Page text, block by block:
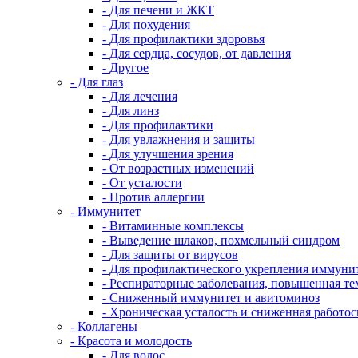
- Для печени и ЖКТ
- Для похудения
- Для профилактики здоровья
- Для сердца, сосудов, от давления
- Другое
- Для глаз
- Для лечения
- Для линз
- Для профилактики
- Для увлажнения и защиты
- Для улучшения зрения
- От возрастных изменений
- От усталости
- Против аллергии
- Иммунитет
- Витаминные комплексы
- Выведение шлаков, похмельный синдром
- Для защиты от вирусов
- Для профилактического укрепления
- Респираторные заболевания, повышенная
- Сниженный иммунитет и авитоминоз
- Хроническая усталость и сниженная
- Коллагены
- Красота и молодость
- Для волос